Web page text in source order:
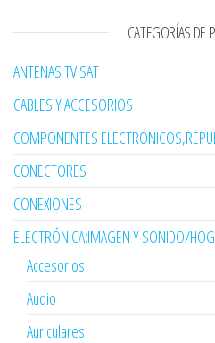
CATEGORÍAS DE
ANTENAS TV SAT
CABLES Y ACCESORIOS
COMPONENTES
CONECTORES
CONEXIONES
ELECTRÓNICA:IMAGEN Y SONIDO/
Accesorios
Audio
Auriculares